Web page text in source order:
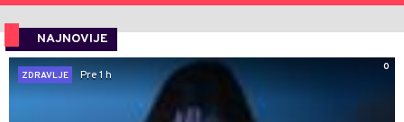
NAJNOVIJE
0
ZDRAVLJE
Pre 1 h